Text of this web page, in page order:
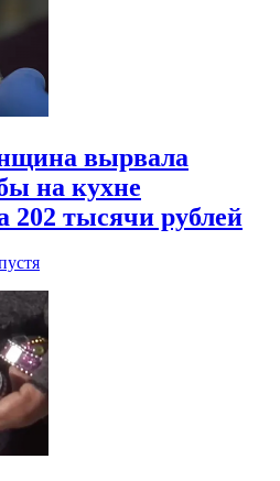
вырвала
на кухне
202 тысячи рублей